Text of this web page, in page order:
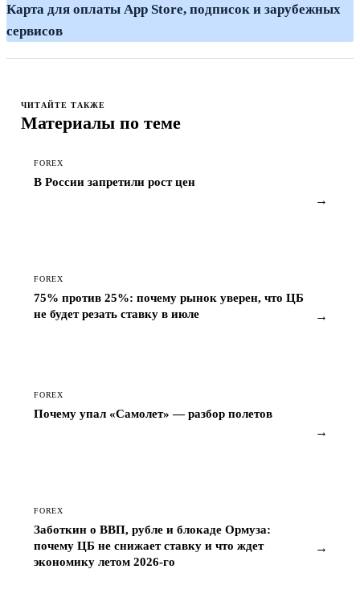
К
Материалы по теме
В России запретили рост цен
75% против 25%: почему рынок уверен, что ЦБ
не будет резать ставку в июле
Почему упал «Самолет» — разбор полетов
Заботкин о ВВП, рубле и блокаде Ормуза:
почему ЦБ не снижает ставку и что ждет
экономику летом 2026-го